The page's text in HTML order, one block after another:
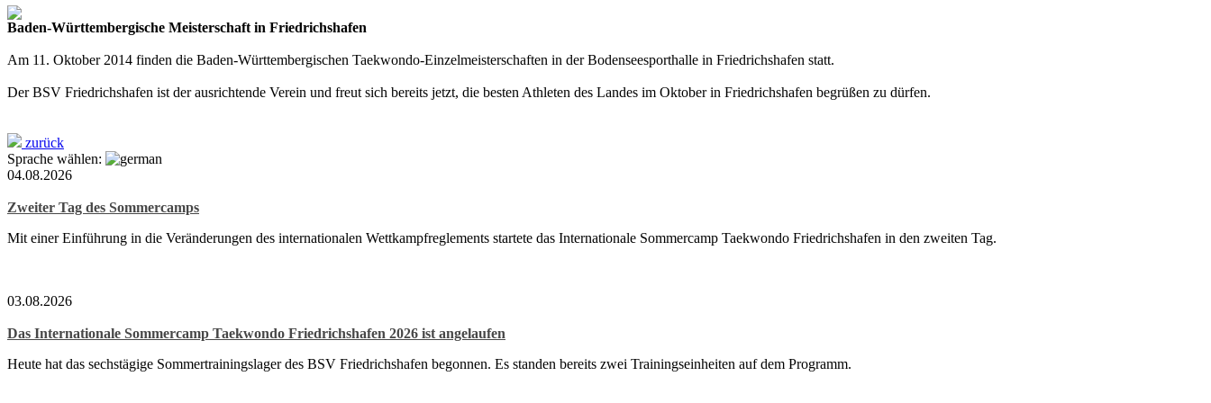
Baden-Württembergische Meisterschaft in Friedrichshafen
Am 11. Oktober 2014 finden die Baden-Württembergischen Taekwondo-Einzelmeisterschaften in der Bodenseesporthalle in Friedrichshafen statt.
Der BSV Friedrichshafen ist der ausrichtende Verein und freut sich bereits jetzt, die besten Athleten des Landes im Oktober in Friedrichshafen begrüßen zu dürfen.
zurück
Sprache wählen:
04.08.2026
Zweiter Tag des Sommercamps
Mit einer Einführung in die Veränderungen des internationalen Wettkampfreglements startete das Internationale Sommercamp Taekwondo Friedrichshafen in den zweiten Tag.
03.08.2026
Das Internationale Sommercamp Taekwondo Friedrichshafen 2026 ist angelaufen
Heute hat das sechstägige Sommertrainingslager des BSV Friedrichshafen begonnen. Es standen bereits zwei Trainingseinheiten auf dem Programm.